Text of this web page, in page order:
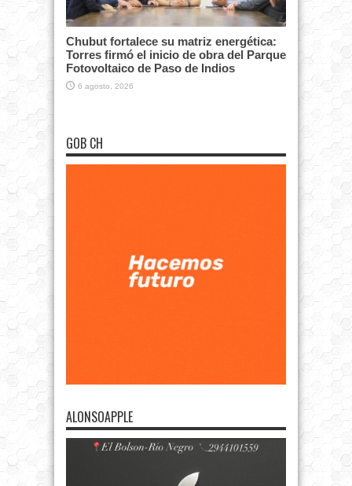
Chubut fortalece su matriz energética:
Torres firmó el inicio de obra del Parque
Fotovoltaico de Paso de Indios
6 agosto, 2026
GOB CH
ALONSOAPPLE